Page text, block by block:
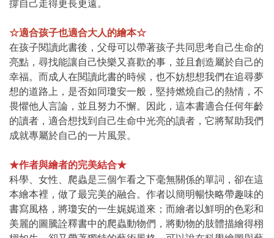
撐自己走得更長更遠。
☆適合孩子也適合大人的繪本☆
在孩子閱讀此書後，父母可以帶著孩子共同思考自己生命的
亮點，尋找能讓自己快樂又喜歡的事，並且創造屬於自己的
幸福。而成人在閱讀此書的時候，也不妨想想我們在追尋夢
想的道路上，是否如同瓊安一般，堅持燃燒自己的熱情，不
畏懼他人言論，並且努力不懈。因此，這本書適合任何年齡
的讀者，適合想找到自己生命中光亮的讀者，它將幫助我們
成就專屬於自己的一片風景。
★作者與繪者的完美結合★
科學、女性、爬蟲是三個乍看之下毫無關係的單詞，卻在這
本繪本裡，做了最完美的融合。作者以簡明暢快略帶趣味的
書寫風格，將瓊安的一生娓娓道來；而繪者以鮮明的色彩和
美麗的圖騰詮釋書中的爬蟲動物們，將動物的肢體描繪得栩